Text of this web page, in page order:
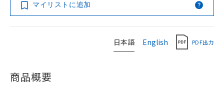
マイリストに追加
日本語 English PDF出力
商品概要